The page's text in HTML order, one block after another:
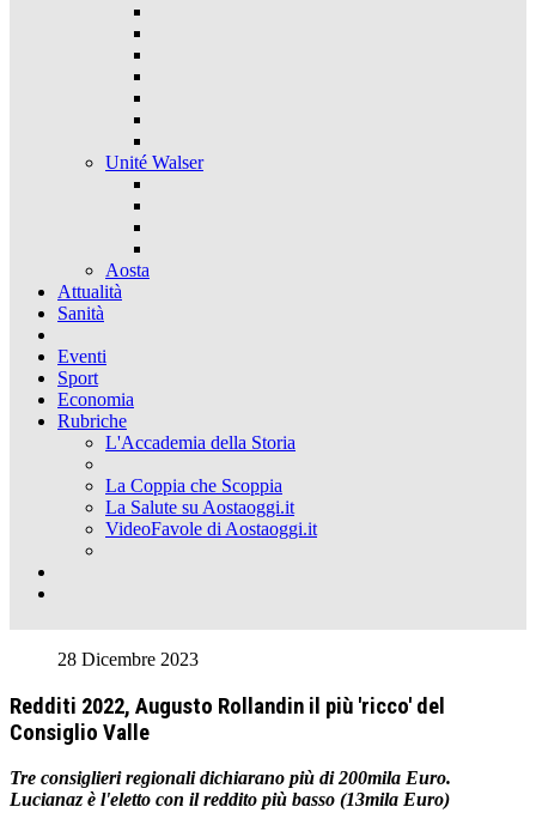
Unité Walser
Aosta
Attualità
Sanità
Eventi
Sport
Economia
Rubriche
L'Accademia della Storia
La Coppia che Scoppia
La Salute su Aostaoggi.it
VideoFavole di Aostaoggi.it
28 Dicembre 2023
Redditi 2022, Augusto Rollandin il più 'ricco' del
Consiglio Valle
Tre consiglieri regionali dichiarano più di 200mila Euro.
Lucianaz è l'eletto con il reddito più basso (13mila Euro)